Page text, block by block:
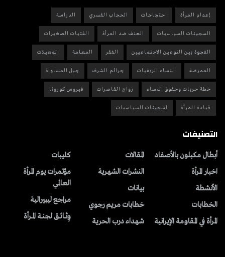
إعدام المرأة احتجاجات الحجاب القسري الدراسة
السجينات السياسيات العنف ضد المرأة الفتيات الصغيرات
الفجوة بين النوعين الاجتماعيين الفقر المعلمة المعيلات
الممرضة النساء الريفيات جرائم الشرف جيل المساواة
خطة حريات وحقوق النساء زواج القاصرات فيروس كورونا
قيادة المرأة لسجينات السياسيات
التصنيفات
أبطال مكبلون بالأصفاد
اخبار المرأة
الأنشطة
الخطابات
المرأة في المقاومة الإيرانية
المقالات
النشرات الشهریة
بیانات
خطابات مريم رجوي
شهداء درب الحرية
کلیبات
مؤتمرات يوم المرأة
العالمي
مراجع ليبيرالية
وِثــائــق لجنــة المــرأة